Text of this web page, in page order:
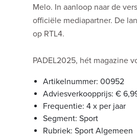
Melo. In aanloop naar de
officiële mediapartner. De
op RTL4.
PADEL2025, hét magazine
Artikelnummer: 00952
Adviesverkoopprijs: €
Frequentie: 4 x per jaar
Segment: Sport
Rubriek: Sport Algemeen